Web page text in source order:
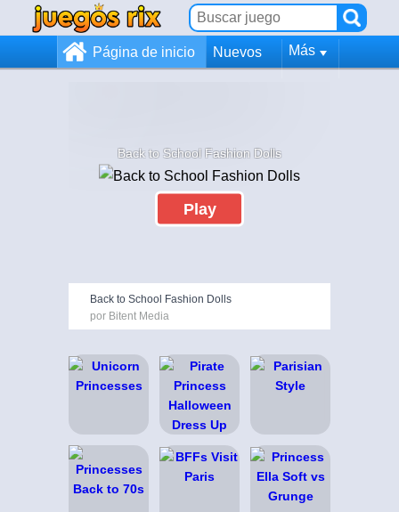
Página de inicio Nuevos Más
Back to School Fashion Dolls
Play
Back to School Fashion Dolls
por Bitent Media